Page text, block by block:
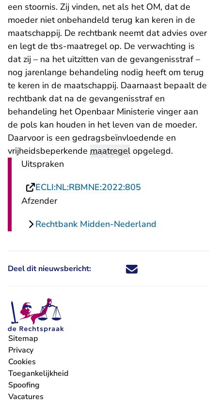
een stoornis. Zij vinden, net als het OM, dat de
moeder niet onbehandeld terug kan keren in de
maatschappij. De rechtbank neemt dat advies over
en legt de tbs-maatregel op. De verwachting is
dat zij – na het uitzitten van de gevangenisstraf –
nog jarenlange behandeling nodig heeft om terug
te keren in de maatschappij. Daarnaast bepaalt de
rechtbank dat na de gevangenisstraf en
behandeling het Openbaar Ministerie vinger aan
de pols kan houden in het leven van de moeder.
Daarvoor is een gedragsbeïnvloedende en
vrijheidsbeperkende maatregelopgelegd.
Uitspraken
ECLI:NL:RBMNE:2022:805
Afzender
Rechtbank Midden-Nederland
Deel dit nieuwsbericht: Deel dit nieuwsbericht via X -
Deel dit nieuwsbericht via
Deel dit nieuwsbericht
Deel dit
Sitemap
Privacy
Cookies
Toegankelijkheid
Spoofing
Vacatures